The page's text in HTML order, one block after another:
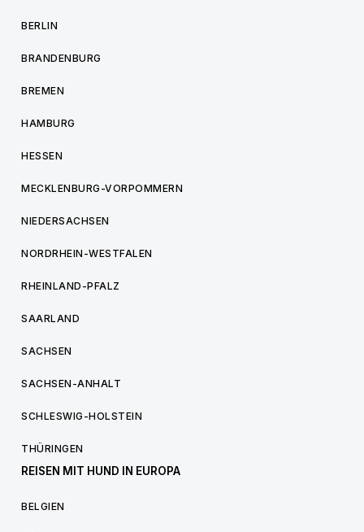
BERLIN
BRANDENBURG
BREMEN
HAMBURG
HESSEN
MECKLENBURG-VORPOMMERN
NIEDERSACHSEN
NORDRHEIN-WESTFALEN
RHEINLAND-PFALZ
SAARLAND
SACHSEN
SACHSEN-ANHALT
SCHLESWIG-HOLSTEIN
THÜRINGEN
REISEN MIT HUND IN EUROPA
BELGIEN